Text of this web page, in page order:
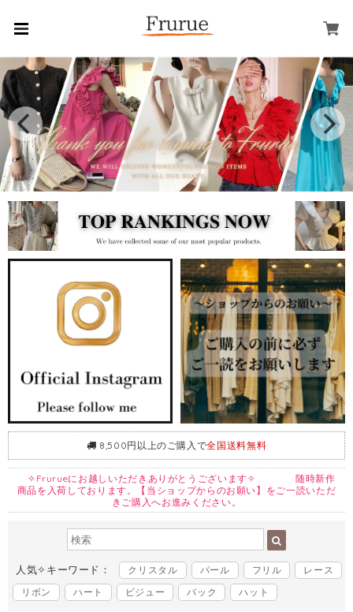
8,500円以上のご購入で全国送料無料
✧Frurueにお越しいただきありがとうございます✧ 随時新作
商品を入荷しております。【当ショップからのお願い】をご一読いただ
きご購入へお進みください。
人気✧キーワード： クリスタル パール フリル
レース
リボン
ハート ビジュー バック ハット